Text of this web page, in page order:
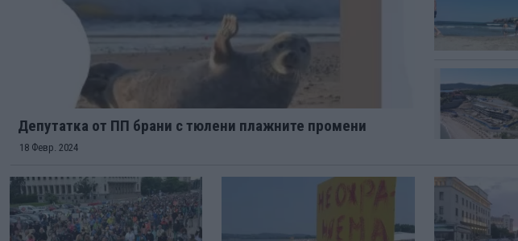
Депутатка от ПП брани с тюлени плажните промени
18 Февр. 2024